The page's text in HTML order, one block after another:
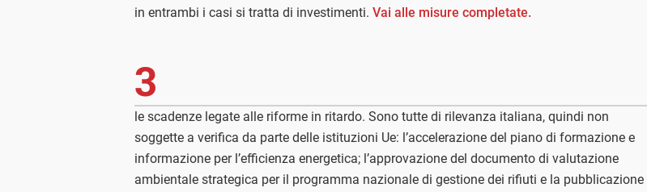
in entrambi i casi si tratta di investimenti. Vai alle misure completate.
3
le scadenze legate alle riforme in ritardo. Sono tutte di rilevanza italiana, quindi non
soggette a verifica da parte delle istituzioni Ue: l’accelerazione del piano di formazione e
informazione per l’efficienza energetica; l’approvazione del documento di valutazione
ambientale strategica per il programma nazionale di gestione dei rifiuti e la pubblicazione